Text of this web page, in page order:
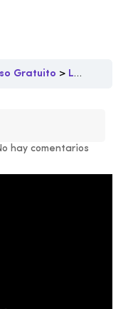
Gratuito Lección 6
hay comentarios